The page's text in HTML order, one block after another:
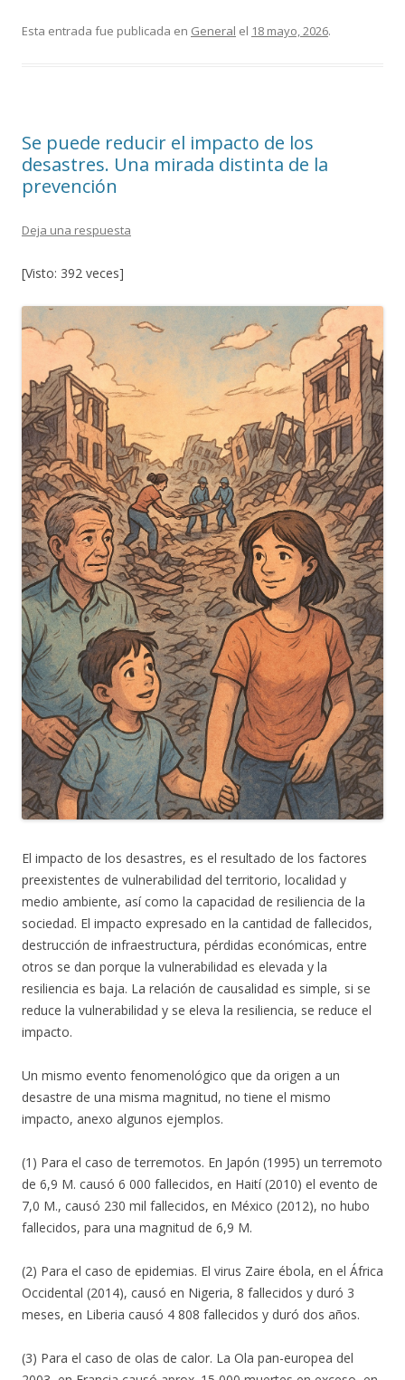
e
k
itt m
r
Esta entrada fue publicada en General el 18 mayo, 2026.
Se puede reducir el impacto de los
desastres. Una mirada distinta de la
prevención
Deja una respuesta
[Visto: 392 veces]
El impacto de los desastres, es el resultado de los factores
preexistentes de vulnerabilidad del territorio, localidad y
medio ambiente, así como la capacidad de resiliencia de la
sociedad. El impacto expresado en la cantidad de fallecidos,
destrucción de infraestructura, pérdidas económicas, entre
otros se dan porque la vulnerabilidad es elevada y la
resiliencia es baja. La relación de causalidad es simple, si se
reduce la vulnerabilidad y se eleva la resiliencia, se reduce el
impacto.
Un mismo evento fenomenológico que da origen a un
desastre de una misma magnitud, no tiene el mismo
impacto, anexo algunos ejemplos.
(1) Para el caso de terremotos. En Japón (1995) un terremoto
de 6,9 M. causó 6 000 fallecidos, en Haití (2010) el evento de
7,0 M., causó 230 mil fallecidos, en México (2012), no hubo
fallecidos, para una magnitud de 6,9 M.
(2) Para el caso de epidemias. El virus Zaire ébola, en el África
Occidental (2014), causó en Nigeria, 8 fallecidos y duró 3
meses, en Liberia causó 4 808 fallecidos y duró dos años.
(3) Para el caso de olas de calor. La Ola pan-europea del